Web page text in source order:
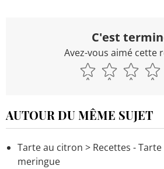
C'est
Avez-vous aimé cette
AUTOUR DU MÊME SUJET
Tarte au citron > Recettes -
meringue